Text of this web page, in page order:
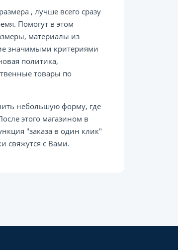
, лучше всего сразу
Помогут в этом
материалы из
значимыми критериями
политика,
товары по
небольшую форму, где
этого магазином в
"заказа в один клик"
свяжутся с Вами.